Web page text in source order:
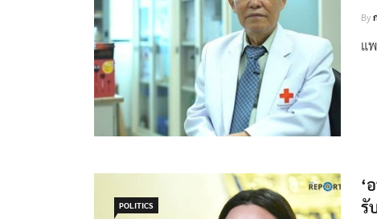
By
แ
POLITICS
‘
รั